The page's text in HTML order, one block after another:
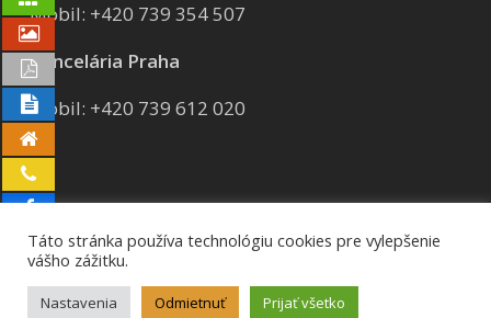
Mobil: +420 739 354 507
Kancelária Praha
Mobil: +420 739 612 020
© 2026 AVG group a.s..
Táto stránka používa technológiu cookies pre vylepšenie
vášho zážitku.
Nastavenia Odmietnuť Prijať všetko